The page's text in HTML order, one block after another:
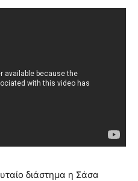
διάστημα η Σάσα